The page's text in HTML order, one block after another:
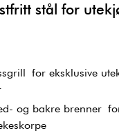
stål for
for eksklusive
og bakre brenner